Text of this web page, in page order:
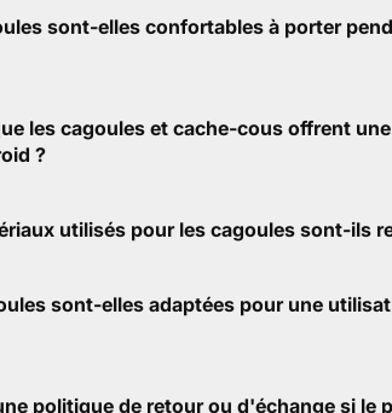
sont-elles confortables à porter
les cagoules et cache-cous offrent
?
utilisés pour les cagoules sont-ils
sont-elles adaptées pour une
politique de retour ou d'échange si le